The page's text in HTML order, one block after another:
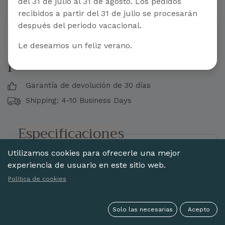
Abanico madera fagus
pintado a mano
Garantía de devolución de 30 días
Shipping: 4-10 Business Days
Especificaciones
Estilo:
Pintado a mano
Material
Liso
recibidos a partir del 31 de julio se procesarán
después del periodo vacacional.
Le deseamos un feliz verano.
Utilizamos cookies para ofrecerle una mejor
experiencia de usuario en este sitio web.
Política de cookies
Solo las necesarias Acepto